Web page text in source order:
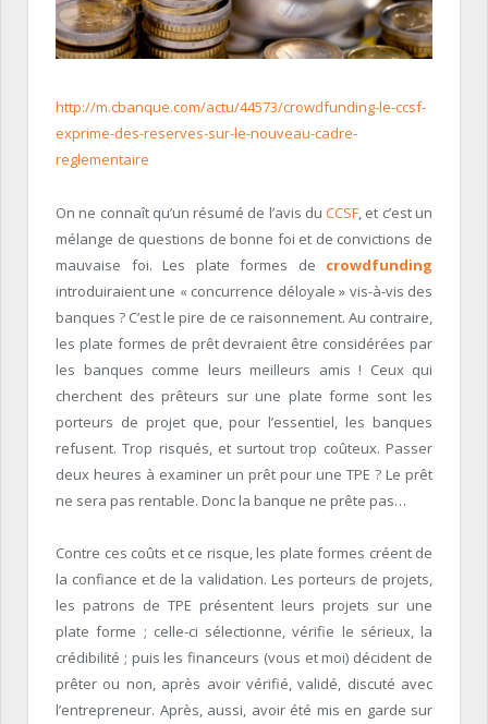
http://m.cbanque.com/actu/44573/crowdfunding-le-ccsf-
exprime-des-reserves-sur-le-nouveau-cadre-
reglementaire
On ne connaît qu’un résumé de l’avis duCCSF, et c’est un
mélange de questions de bonne foi et de convictions de
mauvaise foi. Les plate formes de crowdfunding
introduiraient une « concurrence déloyale » vis-à-vis des
banques ? C’est le pire de ce raisonnement. Au contraire,
les plate formes de prêt devraient être considérées par
les banques comme leurs meilleurs amis ! Ceux qui
cherchent des prêteurs sur une plate forme sont les
porteurs de projet que, pour l’essentiel, les banques
refusent. Trop risqués, et surtout trop coûteux. Passer
deux heures à examiner un prêt pour une TPE ? Le prêt
ne sera pas rentable. Donc la banque ne prête pas…
Contre ces coûts et ce risque, les plate formes créent de
la confiance et de la validation. Les porteurs de projets,
les patrons de TPE présentent leurs projets sur une
plate forme ; celle-ci sélectionne, vérifie le sérieux, la
crédibilité ; puis les financeurs (vous et moi) décident de
prêter ou non, après avoir vérifié, validé, discuté avec
l’entrepreneur. Après, aussi, avoir été mis en garde sur